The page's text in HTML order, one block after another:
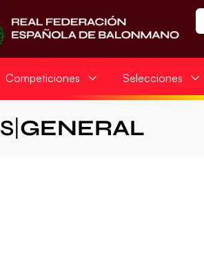
Competiciones Selecciones
GENERAL